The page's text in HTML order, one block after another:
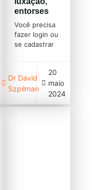
entorses
Você precisa
fazer login ou
se cadastrar
acima)
Dr David
Szpilman
20
maio
2024